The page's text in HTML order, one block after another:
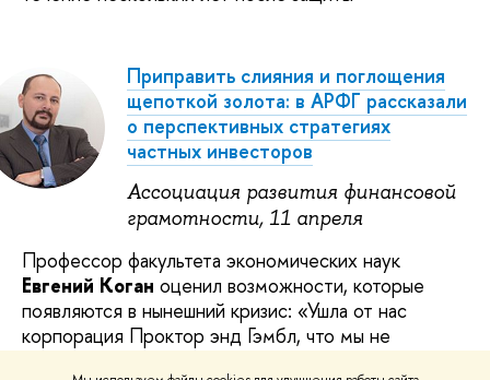
Приправить слияния и поглощения
щепоткой золота: в АРФГ рассказали
о перспективных стратегиях
частных инвесторов
Ассоциация развития финансовой
грамотности, 11 апреля
Профессор факультета экономических наук
Евгений Коган оценил возможности, которые
появляются в нынешний кризис: «Ушла от нас
корпорация Проктор энд Гэмбл, что мы не